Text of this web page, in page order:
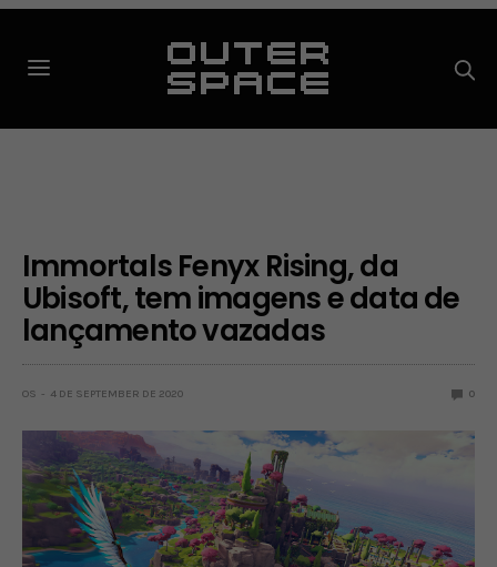
Immortals Fenyx Rising, da
Ubisoft, tem imagens e data de
lançamento vazadas
OS 4 DE SEPTEMBER DE 2020 0